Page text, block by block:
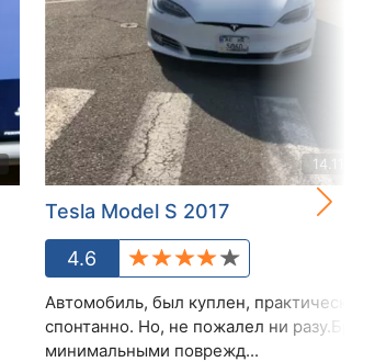
14.11.2021
Tesla Model S 2017
4.6
Автомобиль, был куплен, практически
спонтанно. Но, не пожалел ни разу.Брал с
минимальными поврежд...